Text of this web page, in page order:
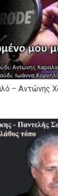
– Αντώνης